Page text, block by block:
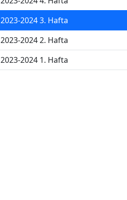
2023-2024 3. Hafta
2023-2024 2. Hafta
2023-2024 1. Hafta